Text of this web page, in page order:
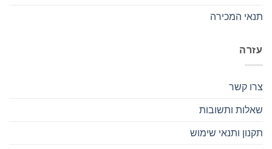
תנאי המכירה
עזרה
צרו קשר
שאלות ותשובות
תקנון ותנאי שימוש